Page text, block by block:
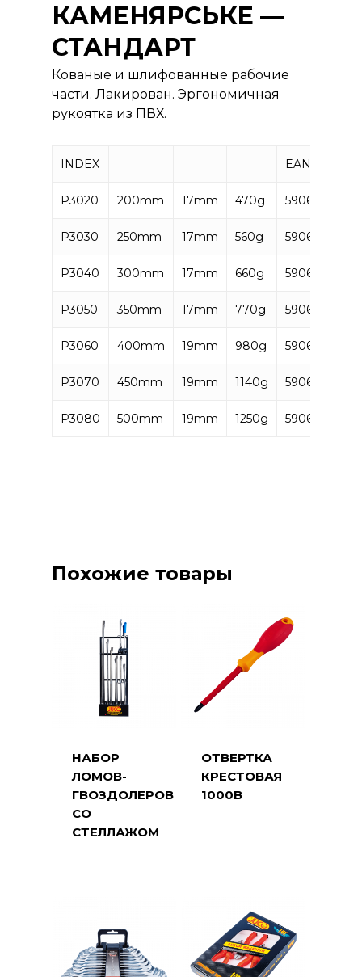
КАМЕНЯРСЬКЕ —
СТАНДАРТ
Кованые и шлифованные рабочие
части. Лакирован. Эргономичная
рукоятка из ПВХ.
INDEX EAN
P3020 200mm 17mm 470g
P3030 250mm 17mm 560g
P3040 300mm 17mm 660g
P3050 350mm 17mm 770g
P3060 400mm 19mm 980g
P3070 450mm 19mm 1140g
P3080 500mm 19mm 1250g
Похожие товары
НАБОР
ЛОМОВ-
ГВОЗДОЛЕРОВ
СО
СТЕЛЛАЖОМ
ОТВЕРТКА
КРЕСТОВАЯ
1000В